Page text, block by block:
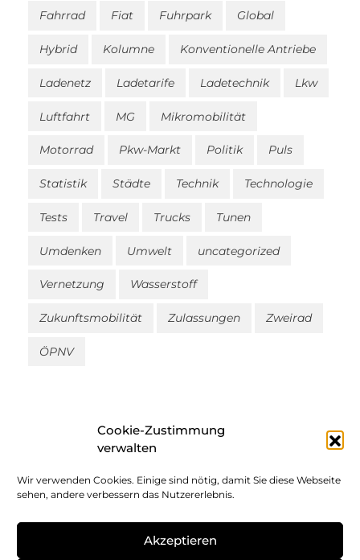
Cookie-Zustimmung
verwalten
Wir verwenden Cookies. Einige sind nötig, damit Sie diese Webseite
sehen, andere verbessern das Nutzererlebnis.
Akzeptieren
Fahrrad Fiat Fuhrpark Global
Hybrid Kolumne Konventionelle Antriebe
Ladenetz Ladetarife Ladetechnik Lkw
Luftfahrt MG Mikromobilität
Motorrad Pkw-Markt Politik Puls
Statistik Städte Technik Technologie
Tests Travel Trucks Tunen
Umdenken Umwelt uncategorized
Vernetzung Wasserstoff
Zukunftsmobilität Zulassungen Zweirad
ÖPNV
Impressum
Datenschutz